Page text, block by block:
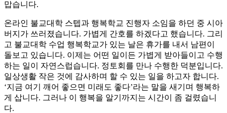
맙습니다.
온라인 불교대학 스텝과 행복학교 진행자 소임을 하던 중 시아
버지가 쓰러졌습니다. 가볍게 간호를 하겠다고 했습니다. 그리
고 불교대학 수업 행복학교가 있는 날은 휴가를 내서 남편이
돌보고 있습니다. 이제는 어떤 일이든 가볍게 받아들이고 수행
하는 일이 자연스럽습니다. 정토회를 만나 수행한 덕분입니다.
일상생활 작은 것에 감사하며 할 수 있는 일을 하고자 합니다.
‘지금 여기 깨어 좋으면 미래도 좋다’라는 말을 새기며 행복하
게 삽니다. 그러나 이 행복을 알기까지는 시간이 좀 걸렸습니
다.